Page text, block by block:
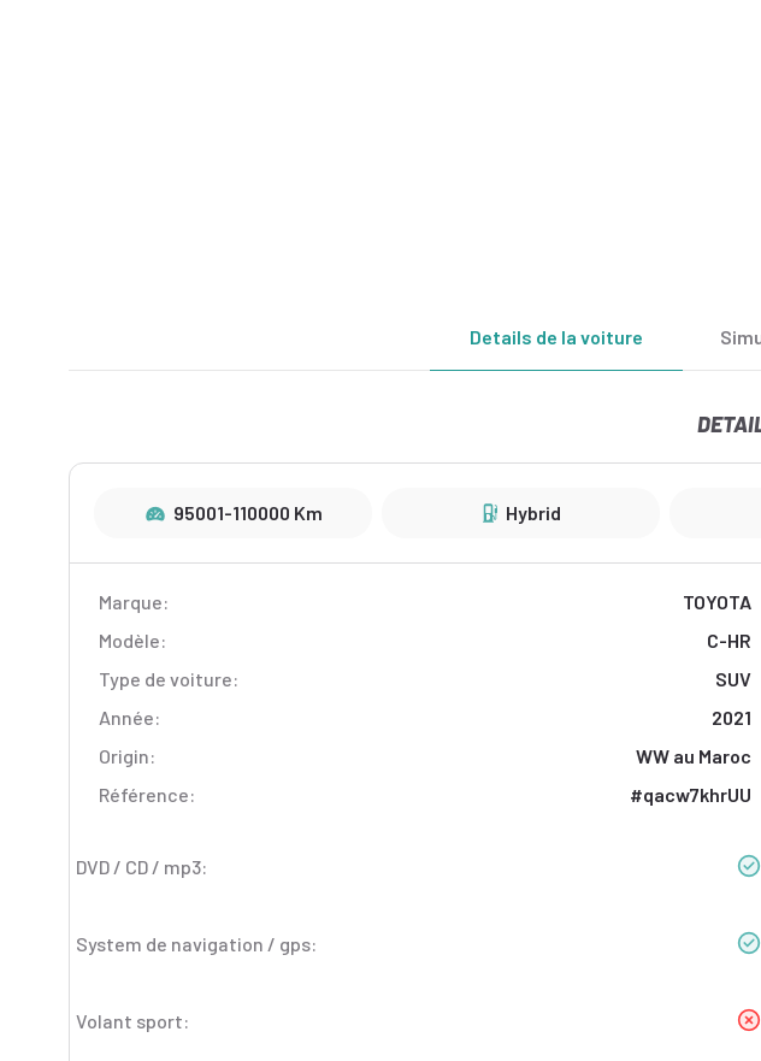
Details de la voiture
95001-110000 Km Hybrid
Marque:
TOYOTA
Modèle:
C-HR
Type de voiture:
SUV
Année:
2021
Origin:
WW au Maroc
Référence:
#qacw7khrUU
DVD / CD / mp3:
System de navigation / gps:
Volant sport: